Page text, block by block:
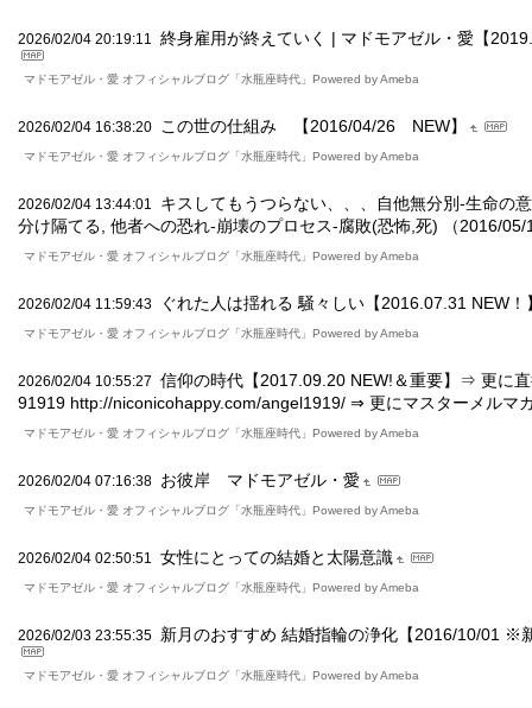
2026/02/04 20:19:11 終身雇用が終えていく | マドモアゼル・愛【
マドモアゼル・愛 オフィシャルブログ「水瓶座時代」Powered by Ameba
2026/02/04 16:38:20 この世の仕組み 【2016/04/26 NEW】
マドモアゼル・愛 オフィシャルブログ「水瓶座時代」Powered by Ameba
2026/02/04 13:44:01
キスしてもうつらない、、、自他無分別-生命の
分け隔てる, 他者への恐れ-崩壊のプロセス-腐敗(恐怖,死) （2016/05/
マドモアゼル・愛 オフィシャルブログ「水瓶座時代」Powered by Ameba
2026/02/04 11:59:43 ぐれた人は揺れる 騒々しい【2016.07.31 NEW！
マドモアゼル・愛 オフィシャルブログ「水瓶座時代」Powered by Ameba
2026/02/04 10:55:27
信仰の時代【2017.09.20 NEW!＆重要】⇒ 更に
91919 http://niconicohappy.com/angel1919/ ⇒ 更にマスターメルマ
マドモアゼル・愛 オフィシャルブログ「水瓶座時代」Powered by Ameba
2026/02/04 07:16:38 お彼岸 マドモアゼル・愛
マドモアゼル・愛 オフィシャルブログ「水瓶座時代」Powered by Ameba
2026/02/04 02:50:51 女性にとっての結婚と太陽意識
マドモアゼル・愛 オフィシャルブログ「水瓶座時代」Powered by Ameba
2026/02/03 23:55:35 新月のおすすめ 結婚指輪の浄化【2016/10/01 ※
マドモアゼル・愛 オフィシャルブログ「水瓶座時代」Powered by Ameba